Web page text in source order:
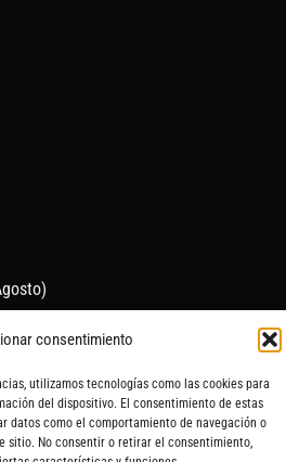
consentimiento
utilizamos tecnologías como las cookies para
del dispositivo. El consentimiento de estas
datos como el comportamiento de navegación o
sitio. No consentir o retirar el consentimiento,
de Agosto al 5 de septiembre
CONTACTO AVISO LEGAL BLOG